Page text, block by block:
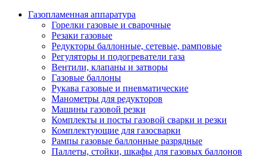
Газопламенная аппаратура
Горелки газовые и сварочные
Резаки газовые
Редукторы баллонные, сетевые, рамповые
Регуляторы и подогреватели газа
Вентили, клапаны и затворы
Газовые баллоны
Рукава газовые и пневматические
Манометры для редукторов
Машины газовой резки
Комплекты и посты газовой сварки и резки
Комплектующие для газосварки
Рампы газовые баллонные разрядные
Паллеты, стойки, шкафы для газовых баллонов